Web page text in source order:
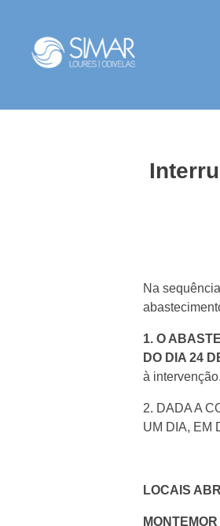
Na
1. O
DO DIA 24
à intervenção.
2. DADA A
UM DIA, EM
LOCAIS
MONTEMOR